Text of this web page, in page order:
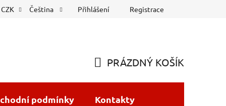
CZK Čeština Přihlášení Registrace
KOŠÍK
PRÁZDNÝ KOŠÍK
podmínky Kontakty